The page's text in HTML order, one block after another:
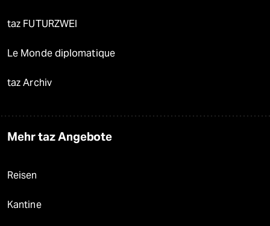
taz FUTURZWEI
Le Monde diplomatique
taz Archiv
Mehr taz Angebote
Reisen
Kantine